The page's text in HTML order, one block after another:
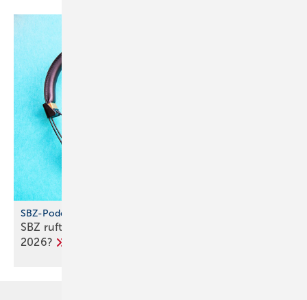
SBZ-Podcast
SBZ ruft an – Folge 5: Wie wird das SHK-Jahr
2026?